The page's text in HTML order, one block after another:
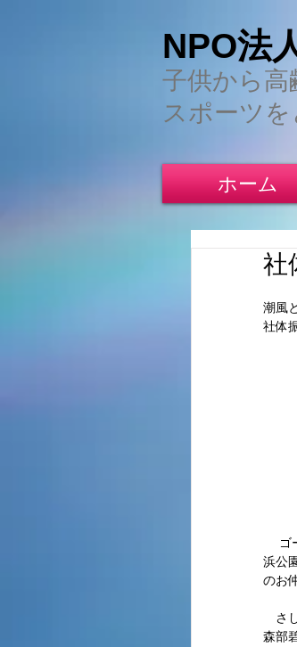
NPO法
子供から高
スポーツ
ホーム
社
潮風
社体
浜公
のお
さ
森部